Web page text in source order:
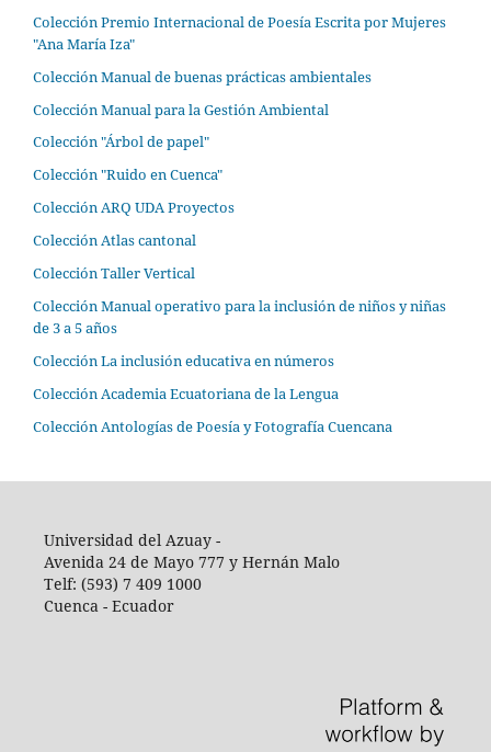
Colección Premio Internacional de Poesía Escrita por Mujeres
"Ana María Iza"
Colección Manual de buenas prácticas ambientales
Colección Manual para la Gestión Ambiental
Colección "Árbol de papel"
Colección "Ruido en Cuenca"
Colección ARQ UDA Proyectos
Colección Atlas cantonal
Colección Taller Vertical
Colección Manual operativo para la inclusión de niños y niñas
de 3 a 5 años
Colección La inclusión educativa en números
Colección Academia Ecuatoriana de la Lengua
Colección Antologías de Poesía y Fotografía Cuencana
Universidad del Azuay -
Avenida 24 de Mayo 777 y Hernán Malo
Telf: (593) 7 409 1000
Cuenca - Ecuador